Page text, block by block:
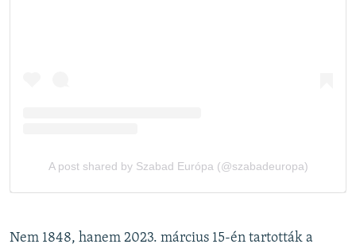
Nem 1848, hanem 2023. március 15-én tartották a